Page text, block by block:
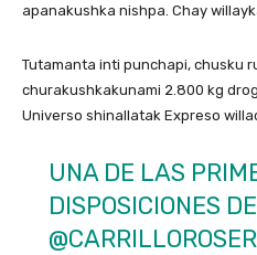
apanakushka nishpa. Chay
Tutamanta inti punchapi, chusku
churakushkakunami 2.800 kg
Universo shinallatak Expreso
UNA DE LAS
DISPOSICIONES